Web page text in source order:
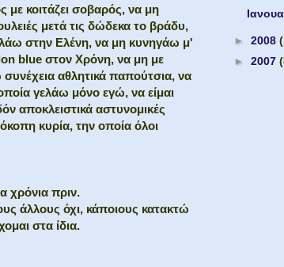
κοιτάζει σοβαρός, να μη
μετά τις δώδεκα το βράδυ,
στην Ελένη, να μη κυνηγάω μ'
blue στον Χρόνη, να μη με
αθλητικά παπούτσια, να
γελάω μόνο εγώ, να είμαι
αποκλειστικά αστυνομικές
κυρία, την οποία όλοι
χρόνια πριν.
άλλους όχι, κάποιους κατακτώ
στα ίδια.
► 2008
► 2007